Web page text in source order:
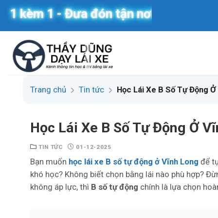
Skip
content
- Đưa đón tận nơi
Trang chủ Tin tức Học Lái Xe B Số Tự Động
Học Lái Xe B Số Tự Động Ở
TIN TỨC 01-12-2025
Bạn muốn học lái xe B số tự động ở Vĩnh Long để
khó học? Không biết chọn bằng lái nào phù hợp?
không áp lực, thì B số tự động chính là lựa chọn